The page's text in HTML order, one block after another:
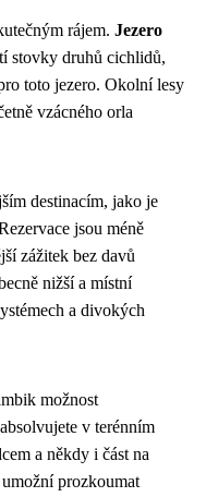
rájem. Jezero
stovky druhů cichlidů,
toto jezero. Okolní lesy
vzácného orla
destinacím, jako je
jsou méně
zážitek bez davů
nižší a místní
a divokých
možnost
v terénním
a někdy i část na
prozkoumat